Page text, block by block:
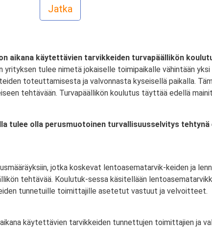
aikana käytettävien tarvikkeiden turvapäällikön
yrityksen tulee nimetä jokaiselle toimipaikalle vähintään yksi
toteuttamisesta ja valvonnasta kyseisellä paikalla.
tehtävään. Turvapäällikön koulutus täyttää edellä
tulee olla perusmuotoinen turvallisuusselvitys tehtynä
jotka koskevat lentoasematarvik-keiden ja
tehtävää. Koulutuk-sessa käsitellään
tunnetuille toimittajille asetetut vastuut ja velvoitteet.
käytettävien tarvikkeiden tunnettujen toimittajien ja